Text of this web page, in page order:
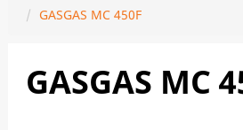
GASGAS MC 450F
GASGAS MC